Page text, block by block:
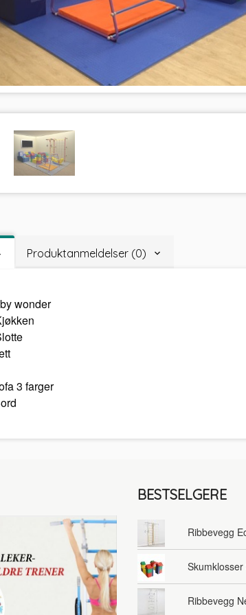
Produktanmeldelser (0)
wonder
3 farger
BESTSELGERE
Ribbevegg
Ribbevegg